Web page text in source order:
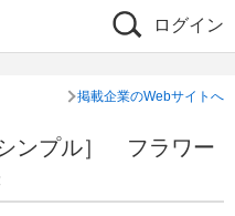
ログイン
掲載企業のWebサイトへ
ンプル］ フラワー